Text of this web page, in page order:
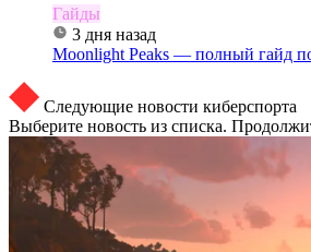
Гайды
3 дня назад
Moonlight Peaks — полный гайд
Следующие новости киберспорта
Выберите новость из списка.